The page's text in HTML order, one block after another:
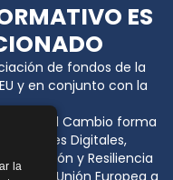
ES
de fondos de la
y en conjunto con la
del Cambio forma
Digitales,
y Resiliencia
por la Unión Europea a
la